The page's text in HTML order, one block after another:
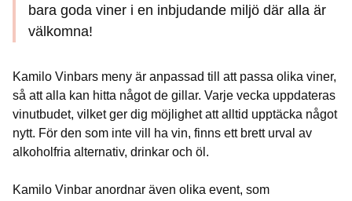
bara goda viner i en inbjudande miljö där alla är
välkomna!
Kamilo Vinbars meny är anpassad till att passa olika viner,
så att alla kan hitta något de gillar. Varje vecka uppdateras
vinutbudet, vilket ger dig möjlighet att alltid upptäcka något
nytt. För den som inte vill ha vin, finns ett brett urval av
alkoholfria alternativ, drinkar och öl.
Kamilo Vinbar anordnar även olika event, som